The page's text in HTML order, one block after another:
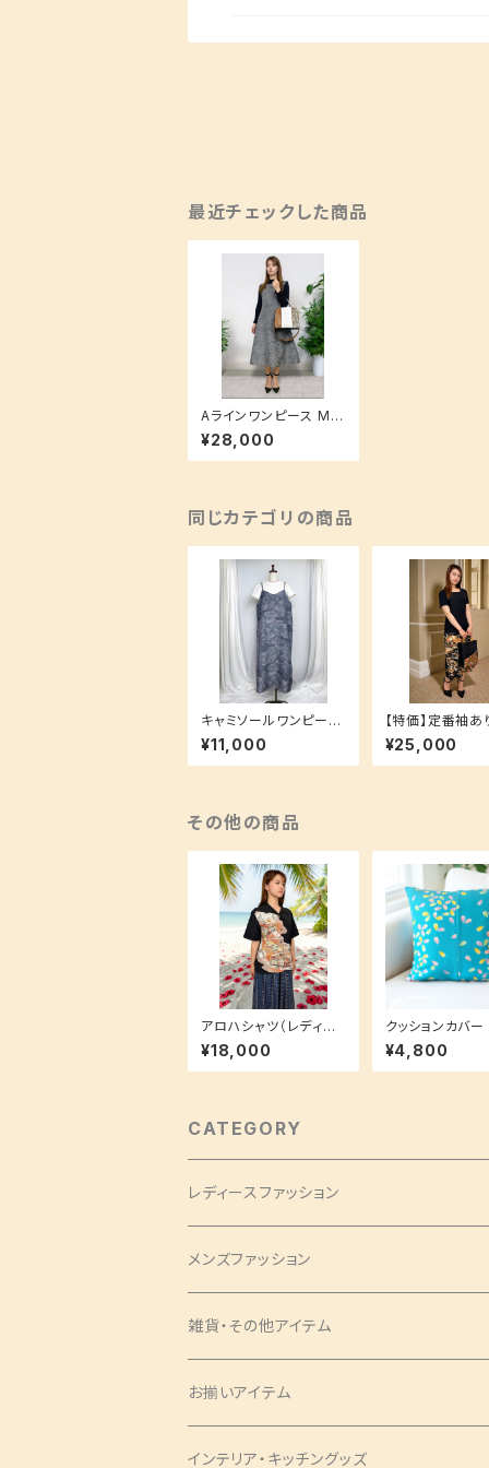
最近チェックした商品
Aラインワンピース Mサ
イズ 洗えるシルク生地
でお手入れ簡単♪
¥28,000
同じカテゴリの商品
キャミソールワンピース
Lサイズ【重ね着で簡単
ラフコーデ♪】
¥11,000
【特価】定番袖あ
ピースSサイズ(
丈) 裏地付き 洗えるシ
ルク生地でお手
¥25,000
その他の商品
アロハシャツ（レディー
スLサイズ）洗える加工
付き着物地でお手入れ
簡単♪
¥18,000
クッションカバー 和室
にも洋室にも♪ 和柄
桜柄 春色 クッション付
き可
¥4,800
CATEGORY
レディースファッション
バッグ・チャーム
ツイリー
バッグ
アクセサリー
シュシュ
ピアス
エプロン
ショートサイズ
トップス
メンズファッション
ネクタイ・蝶ネクタイ
ナローネクタイ
レギュラーネクタイ
トップス・シャツ
アロハシャツ
パンツ
雑貨・その他アイテム
ブックカバー
コインケース
お揃いアイテム
ピアス
インテリア・キッチングッズ